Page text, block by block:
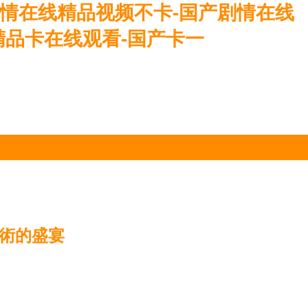
在线精品视频不卡-国产剧情在线
卡在线观看-国产卡一
的盛宴